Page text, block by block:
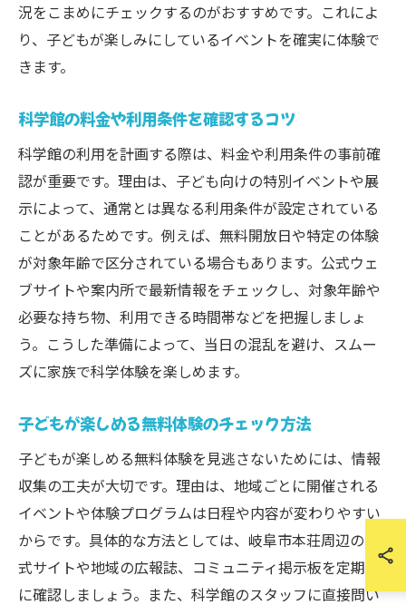
況をこまめにチェックするのがおすすめです。これによ
り、子どもが楽しみにしているイベントを確実に体験で
きます。
科学館の料金や利用条件を確認するコツ
科学館の利用を計画する際は、料金や利用条件の事前確
認が重要です。理由は、子ども向けの特別イベントや展
示によって、通常とは異なる利用条件が設定されている
ことがあるためです。例えば、無料開放日や特定の体験
が対象年齢で区分されている場合もあります。公式ウェ
ブサイトや案内所で最新情報をチェックし、対象年齢や
必要な持ち物、利用できる時間帯などを把握しましょ
う。こうした準備によって、当日の混乱を避け、スムー
ズに家族で科学体験を楽しめます。
子どもが楽しめる無料体験のチェック方法
子どもが楽しめる無料体験を見逃さないためには、情報
収集の工夫が大切です。理由は、地域ごとに開催される
イベントや体験プログラムは日程や内容が変わりやすい
からです。具体的な方法としては、岐阜市本荘周辺の公
式サイトや地域の広報誌、コミュニティ掲示板を定期的
に確認しましょう。また、科学館のスタッフに直接問い